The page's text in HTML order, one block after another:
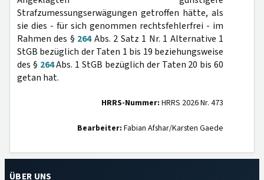
Strafzumessungserwägungen getroffen hätte, als
sie dies - für sich genommen rechtsfehlerfrei - im
Rahmen des § 264Abs. 2 Satz 1 Nr. 1 Alternative 1
StGB bezüglich der Taten 1 bis 19 beziehungsweise
des § 264Abs. 1 StGB bezüglich der Taten 20 bis 60
getan hat.
HRRS-Nummer: HRRS 2026 Nr. 473
Bearbeiter: Fabian Afshar/Karsten Gaede
ÜBER UNS